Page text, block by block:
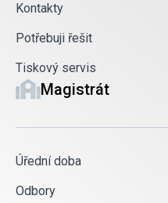
Kontakty
Potřebuji řešit
Tiskový servis
Magistrát
Úřední doba
Odbory